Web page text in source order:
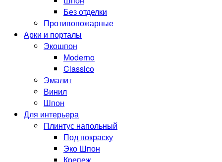
Без отделки
Противопожарные
Арки и порталы
Экошпон
Moderno
Classico
Эмалит
Винил
Шпон
Для интерьера
Плинтус напольный
Под покраску
Эко Шпон